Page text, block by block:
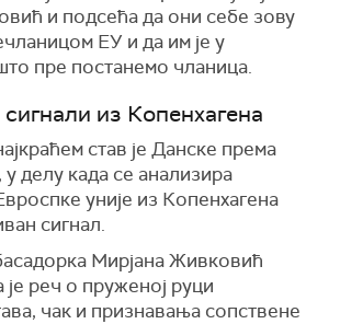
и подсећа да они себе зову
ЕУ и да им је у
пре постанемо чланица.
из Копенхагена
став је Данске према
делу када се анализира
уније из Копенхагена
сигнал.
Мирјана Живковић
реч о пруженој руци
чак и признавања сопствене